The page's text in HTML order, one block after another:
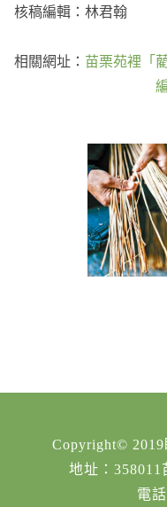
核稿編輯：林君翰
相關網址： 苗栗苑裡「
Copyright©
地址：
電